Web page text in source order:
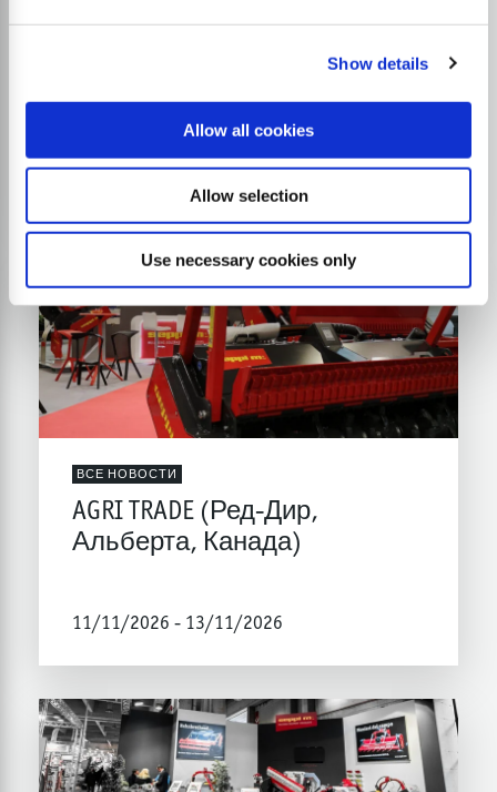
Show details
Allow all cookies
Allow selection
Use necessary cookies only
EIMA (Болонья, Италия)
ВСЕ НОВОСТИ
AGRI TRADE (Ред-Дир,
Альберта, Канада)
11/11/2026 - 13/11/2026